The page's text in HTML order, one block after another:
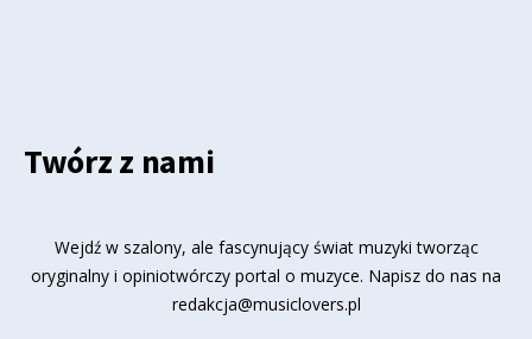
Twórz z nami
Wejdź w szalony, ale fascynujący świat muzyki tworząc
oryginalny i opiniotwórczy portal o muzyce. Napisz do nas na
redakcja@musiclovers.pl